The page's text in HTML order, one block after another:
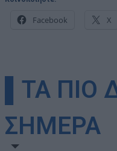
Facebook X
▌ΤΑ
ΣΗΜΕΡΑ